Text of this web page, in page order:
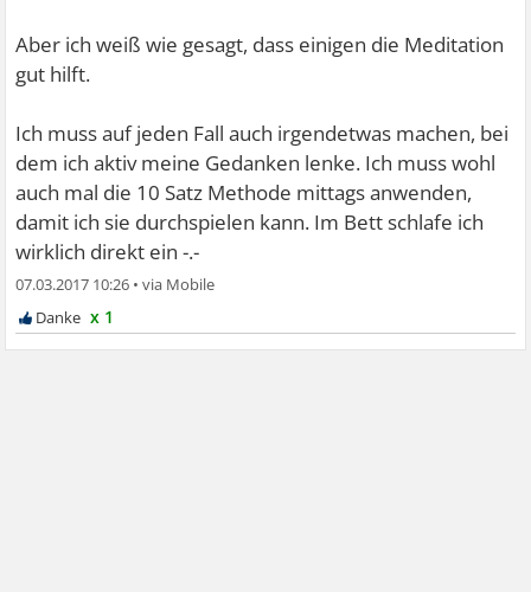
Aber ich weiß wie gesagt, dass einigen die Meditation
gut hilft.
Ich muss auf jeden Fall auch irgendetwas machen, bei
dem ich aktiv meine Gedanken lenke. Ich muss wohl
auch mal die 10 Satz Methode mittags anwenden,
damit ich sie durchspielen kann. Im Bett schlafe ich
wirklich direkt ein -.-
07.03.2017 10:26 •
x 1